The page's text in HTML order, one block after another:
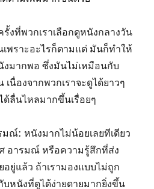
งที่พวกเราเลือกดูหนังกลางวัน
พราะอะไรก็ตามแต่ มันก็ทำให้
งมากพอ ซึ่งมันไม่เหมือนกับ
นื่องจากพวกเราจะดูได้ยาวๆ
ด้ลื่นไหลมากขึ้นเรื่อยๆ
มณ์: หนังมากไม่น้อยเลยทีเดียว
อารมณ์ หรือความรู้สึกที่ส่ง
ยู่แล้ว ถ้าเรามองแบบไม่ถูก
บหนังที่ดูได้ง่ายดายมากยิ่งขึ้น